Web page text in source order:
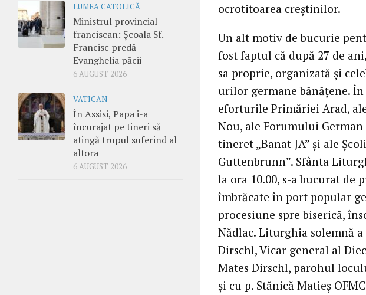
ocrotitoarea creştinilor.
Un alt motiv de bucurie
fost faptul că după 27 de
sa proprie, organizată şi
urilor germane bănăţene.
eforturile Primăriei Arad,
Nou, ale Forumului
tineret „Banat-JA” şi ale
Guttenbrunn”. Sfânta
la ora 10.00, s-a bucurat de
îmbrăcate în port popular
procesiune spre biserică,
Nădlac. Liturghia solemnă
Dirschl, Vicar general al
Mates Dirschl, parohul
şi cu p. Stănică Matieş
LUMEA CATOLICĂ
Ministrul provincial
franciscan: Școala Sf.
Francisc predă
Evanghelia păcii
6 AUGUST 2026
VATICAN
În Assisi, Papa i-a
încurajat pe tineri să
atingă trupul suferind al
altora
6 AUGUST 2026